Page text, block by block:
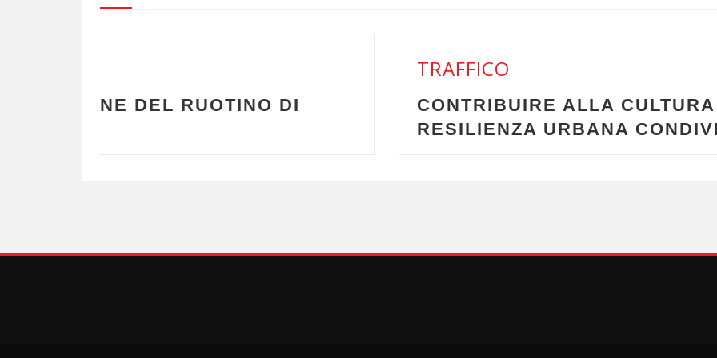
CONTRIBUIRE ALLA CULTURA DELLA
RESILIENZA URBANA CONDIVISA
ALTRI